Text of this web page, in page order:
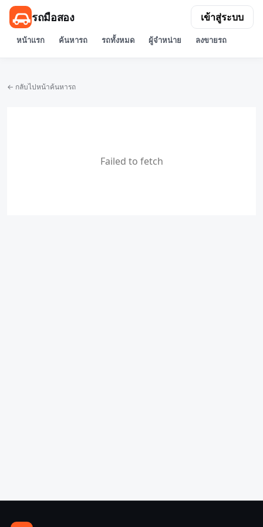
รถมือสอง
หน้าแรก ค้นหารถ รถทั้งหมด ผู้จำหน่าย ลงขายรถ
เข้าสู่ระบบ
← กลับไปหน้าค้นหารถ
Failed to fetch